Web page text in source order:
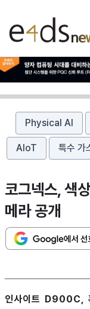
Physical AI
AIoT 특수 가
코그넥스, 색
메라 공개
인사이트 D900C,